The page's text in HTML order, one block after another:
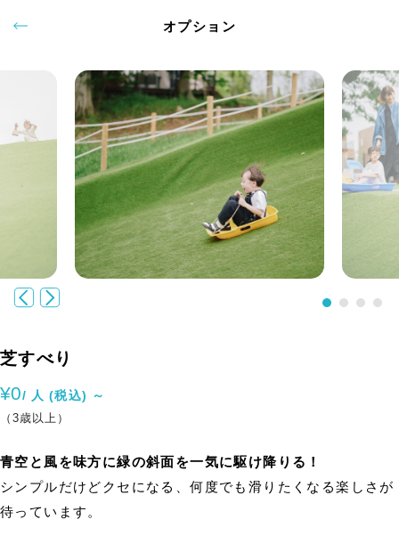
オプション
芝すべり
¥0/ 人 (税込) ～
（3歳以上）
青空と風を味方に緑の斜面を一気に駆け降りる！
シンプルだけどクセになる、何度でも滑りたくなる楽しさが
待っています。